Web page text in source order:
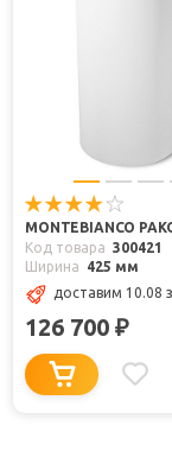
MONTEBIANCO
Код товара 300421
Ширина
425 мм
доставим 10.08
126 700 ₽